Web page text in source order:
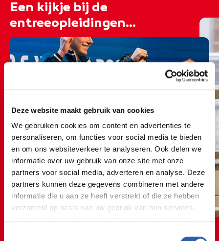
Deze website maakt gebruik van cookies
We gebruiken cookies om content en advertenties te
personaliseren, om functies voor social media te bieden
en om ons websiteverkeer te analyseren. Ook delen we
informatie over uw gebruik van onze site met onze
partners voor social media, adverteren en analyse. Deze
partners kunnen deze gegevens combineren met andere
informatie die u aan ze heeft verstrekt of die ze hebben
verzameld op basis van uw gebruik van hun services.
Een kijkje bij de
entreeopleidingen...